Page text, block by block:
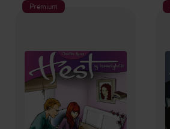
Premium